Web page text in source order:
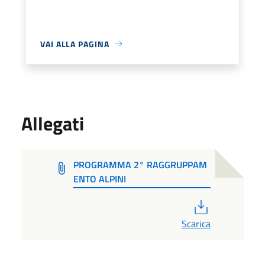
VAI ALLA PAGINA
Allegati
PROGRAMMA 2° RAGGRUPPAM
ENTO ALPINI
Scarica